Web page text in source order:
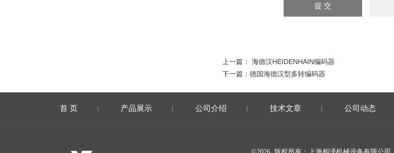
上一篇： 海德汉HEIDENHAIN编码器
下一篇： 德国海德汉型多转编码器
首 页 | 产品展示 | 公司介绍 | 技术文章 | 公司动态